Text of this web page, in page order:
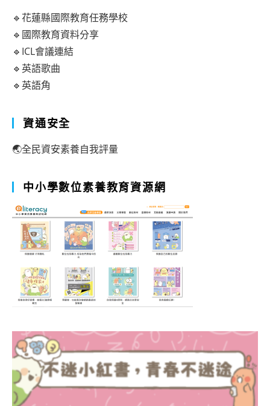
🔹花蓮縣國際教育任務學校
🔹國際教育資料分享
🔹ICL會議連結
🔹英語歌曲
🔹英語角
資通安全
🌏全民資安素養自我評量
中小學數位素養教育資源網